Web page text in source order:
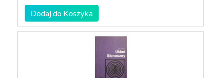
Dodaj do Koszyka